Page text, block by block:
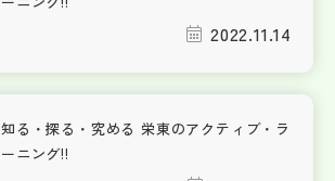
2022.11.14
知る・探る・究める 栄東のアクティブ・ラ
ーニング!!